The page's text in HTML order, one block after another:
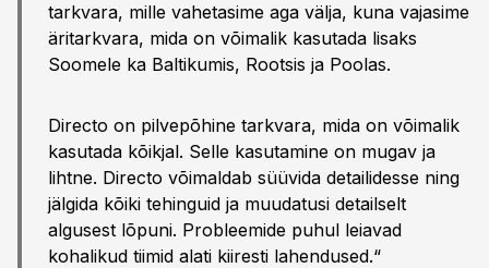
tarkvara, mille vahetasime aga välja, kuna vajasime
äritarkvara, mida on võimalik kasutada lisaks
Soomele ka Baltikumis, Rootsis ja Poolas.
Directo on pilvepõhine tarkvara, mida on võimalik
kasutada kõikjal. Selle kasutamine on mugav ja
lihtne. Directo võimaldab süüvida detailidesse ning
jälgida kõiki tehinguid ja muudatusi detailselt
algusest lõpuni. Probleemide puhul leiavad
kohalikud tiimid alati kiiresti lahendused.“